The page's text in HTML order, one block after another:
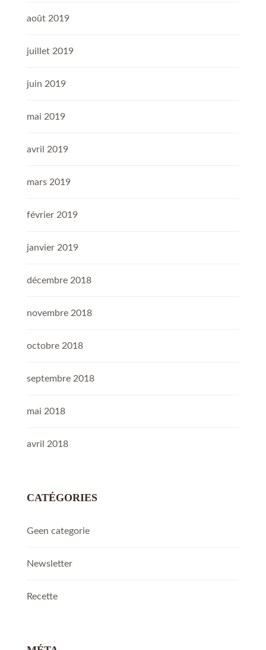
août 2019
juillet 2019
juin 2019
mai 2019
avril 2019
mars 2019
février 2019
janvier 2019
décembre 2018
novembre 2018
octobre 2018
septembre 2018
mai 2018
avril 2018
CATÉGORIES
Geen categorie
Newsletter
Recette